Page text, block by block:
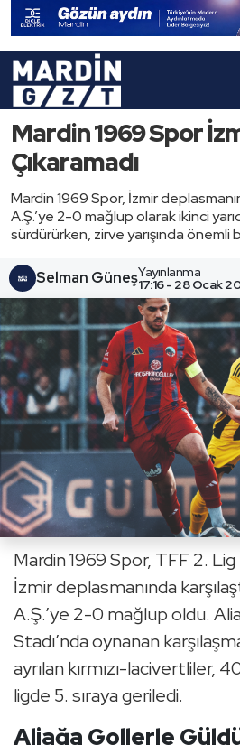
Mardin 1969 Spor
Çıkaramadı
Mardin 1969 Spor, İzmir
A.Ş.’ye 2-0 mağlup olarak ikinci
sürdürürken, zirve yarışında önemli
Selman GüneşYayınlanma
17:16 - 28 Ocak
Mardin 1969 Spor, TFF 2. Lig
İzmir deplasmanında
A.Ş.’ye 2-0 mağlup oldu.
Stadı’nda oynanan
ayrılan kırmızı-lacivertliler,
ligde 5. sıraya geriledi.
Aliağa Gollerle